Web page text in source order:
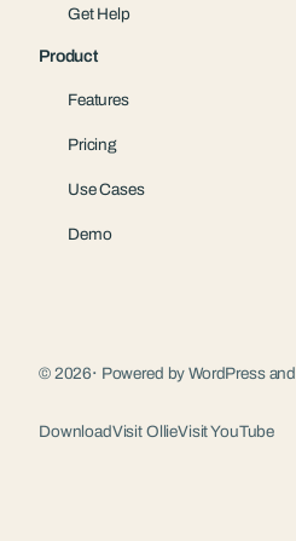
Get Help
Product
Features
Pricing
Use Cases
Demo
© 2026· Powered by WordPress and
DownloadVisit OllieVisit YouTube